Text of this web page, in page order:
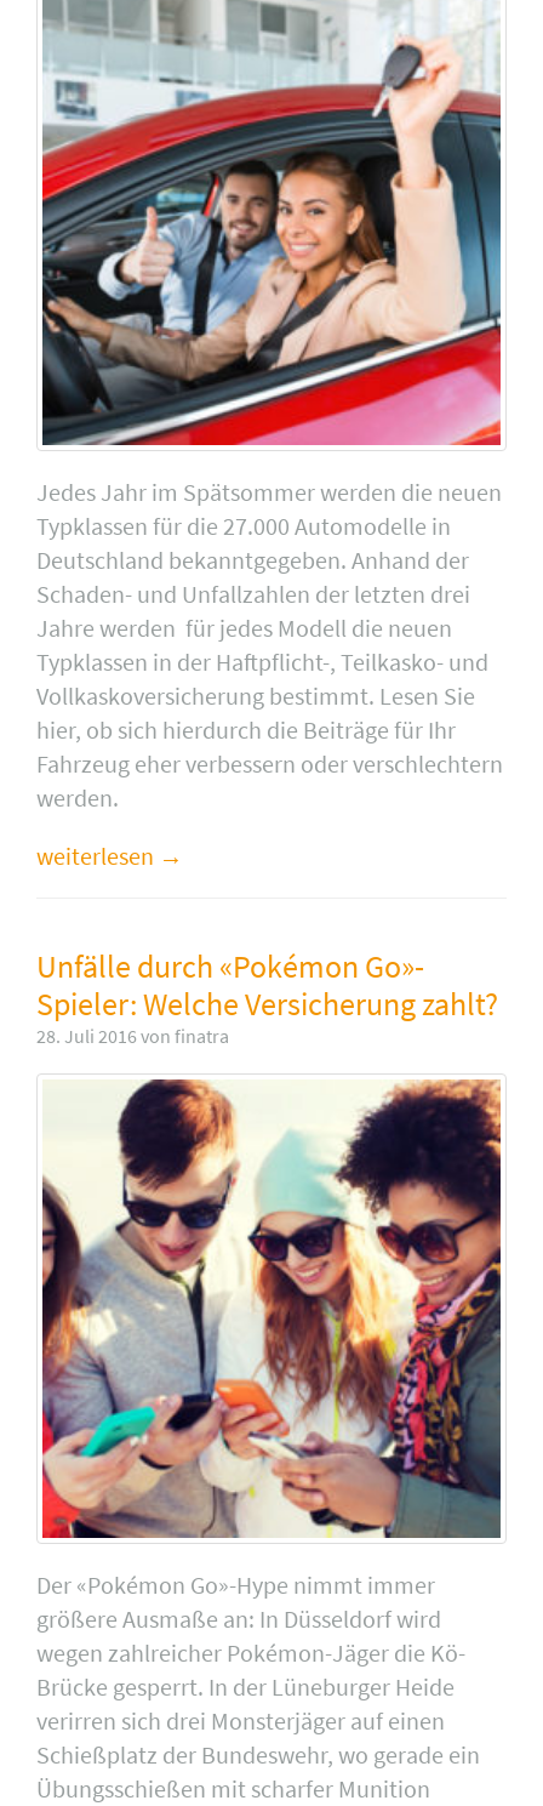
Jedes Jahr im Spätsommer werden die neuen
Typklassen für die 27.000 Automodelle in
Deutschland bekanntgegeben. Anhand der
Schaden- und Unfallzahlen der letzten drei
Jahre werden für jedes Modell die neuen
Typklassen in der Haftpflicht-, Teilkasko- und
Vollkaskoversicherung bestimmt. Lesen Sie
hier, ob sich hierdurch die Beiträge für Ihr
Fahrzeug eher verbessern oder verschlechtern
werden.
weiterlesen
Unfälle durch «Pokémon Go»-
Spieler: Welche Versicherung zahlt?
28. Juli 2016 von finatra
Der «Pokémon Go»-Hype nimmt immer
größere Ausmaße an: In Düsseldorf wird
wegen zahlreicher Pokémon-Jäger die Kö-
Brücke gesperrt. In der Lüneburger Heide
verirren sich drei Monsterjäger auf einen
Schießplatz der Bundeswehr, wo gerade ein
Übungsschießen mit scharfer Munition